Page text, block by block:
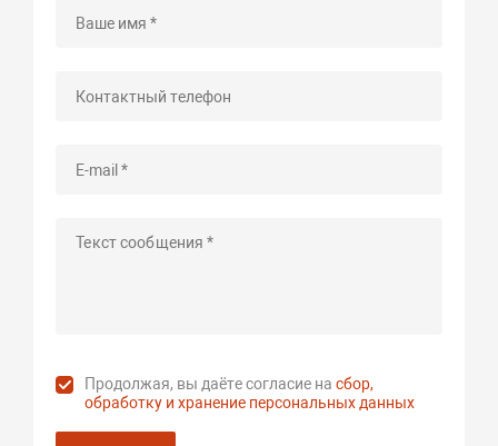
Продолжая, вы даёте согласие насбор,
обработку и хранение персональных данных